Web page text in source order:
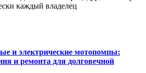
каждый владелец
и электрические мотопомпы:
и ремонта для долговечной